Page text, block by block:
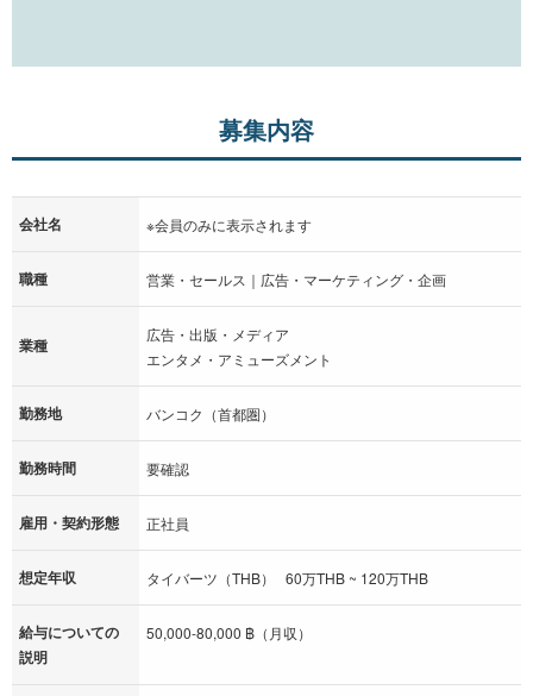
募集内容
会社名 ※会員のみに表示されます
職種 営業・セールス｜広告・マーケティング・企画
業種
広告・出版・メディア
エンタメ・アミューズメント
勤務地 バンコク（首都圏）
勤務時間 要確認
雇用・契約形態 正社員
想定年収 タイバーツ（THB） 60万THB ~ 120万THB
給与についての
説明
50,000-80,000 ฿（月収）